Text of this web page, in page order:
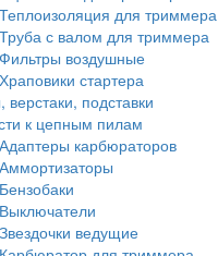
Теплоизоляция для триммера
Труба с валом для триммера
Фильтры воздушные
Храповики стартера
верстаки, подставки
к цепным пилам
Адаптеры карбюраторов
Аммортизаторы
Бензобаки
Выключатели
Звездочки ведущие